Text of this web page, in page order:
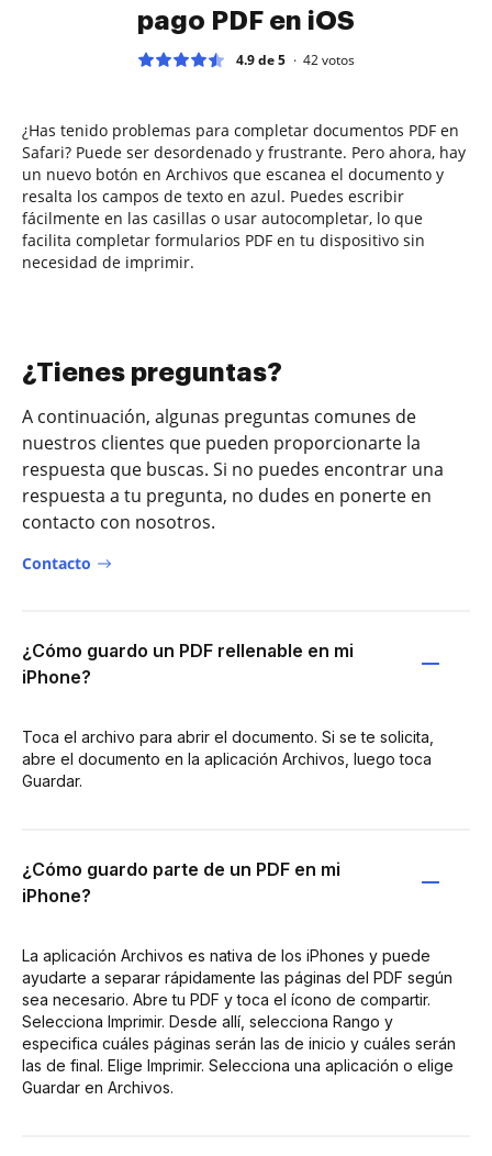
pago PDF en iOS
4.9 de 5 42votos
¿Has tenido problemas para completar documentos PDF en
Safari? Puede ser desordenado y frustrante. Pero ahora, hay
un nuevo botón en Archivos que escanea el documento y
resalta los campos de texto en azul. Puedes escribir
fácilmente en las casillas o usar autocompletar, lo que
facilita completar formularios PDF en tu dispositivo sin
necesidad de imprimir.
¿Tienes preguntas?
A continuación, algunas preguntas comunes de
nuestros clientes que pueden proporcionarte la
respuesta que buscas. Si no puedes encontrar una
respuesta a tu pregunta, no dudes en ponerte en
contacto con nosotros.
Contacto
¿Cómo guardo un PDF rellenable en mi
iPhone?
Toca el archivo para abrir el documento. Si se te solicita,
abre el documento en la aplicación Archivos, luego toca
Guardar.
¿Cómo guardo parte de un PDF en mi
iPhone?
La aplicación Archivos es nativa de los iPhones y puede
ayudarte a separar rápidamente las páginas del PDF según
sea necesario. Abre tu PDF y toca el ícono de compartir.
Selecciona Imprimir. Desde allí, selecciona Rango y
especifica cuáles páginas serán las de inicio y cuáles serán
las de final. Elige Imprimir. Selecciona una aplicación o elige
Guardar en Archivos.